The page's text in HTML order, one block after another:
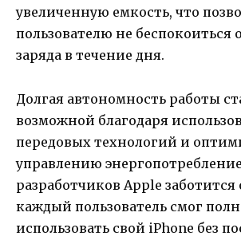
увеличенную емкость, что
пользователю не беспокоиться
заряда в течение дня.
Долгая автономность работы
возможной благодаря
передовых технологий и
управлению
разработчиков Apple
каждый пользователь смог
использовать свой iPhone без